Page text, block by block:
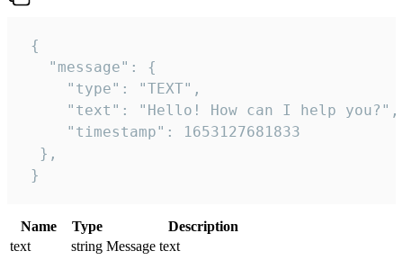
{
   "message": {
     "type": "TEXT",
     "text": "Hello! How can I help you?",
     "timestamp": 1653127681833
  },
}
Name Type
Description
text
string Message text